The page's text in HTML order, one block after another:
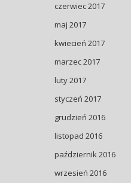
czerwiec 2017
maj 2017
kwiecień 2017
marzec 2017
luty 2017
styczeń 2017
grudzień 2016
listopad 2016
październik 2016
wrzesień 2016